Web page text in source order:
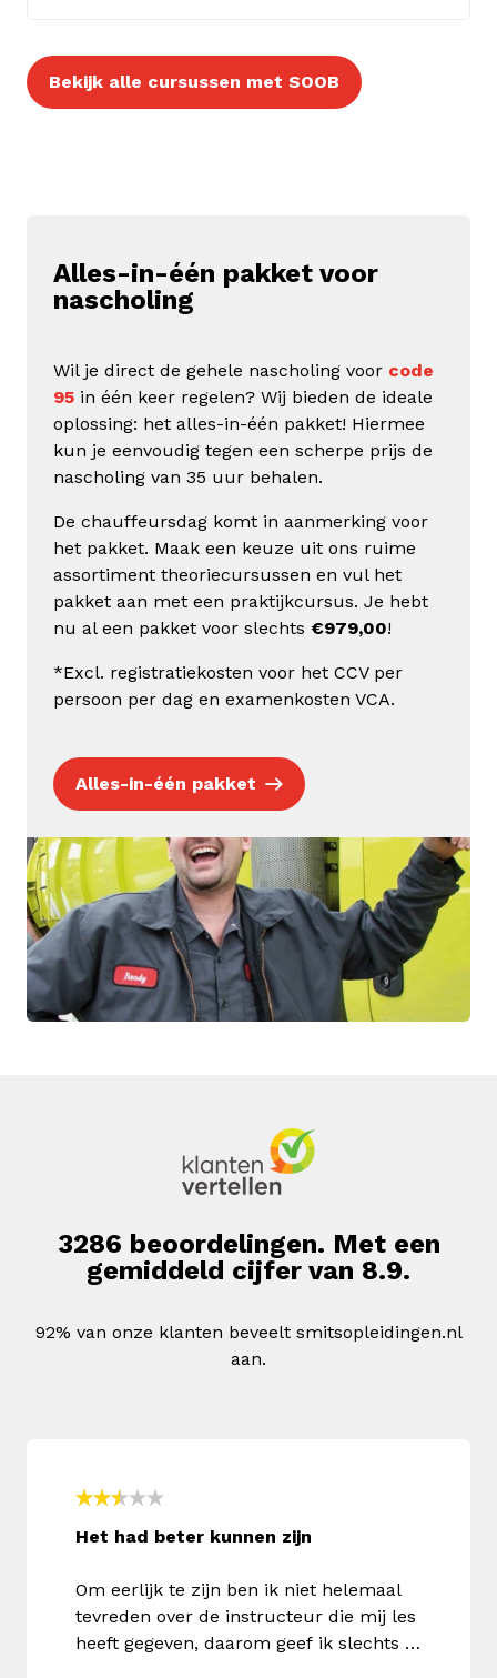
Bekijk alle cursussen met SOOB
Alles-in-één pakket voor
nascholing
Wil je direct de gehele nascholing voor code
95 in één keer regelen? Wij bieden de ideale
oplossing: het alles-in-één pakket! Hiermee
kun je eenvoudig tegen een scherpe prijs de
nascholing van 35 uur behalen.
De chauffeursdag komt in aanmerking voor
het pakket. Maak een keuze uit ons ruime
assortiment theoriecursussen en vul het
pakket aan met een praktijkcursus. Je hebt
nu al een pakket voor slechts €979,00!
*Excl. registratiekosten voor het CCV per
persoon per dag en examenkosten VCA.
Alles-in-één pakket
3286 beoordelingen. Met een
gemiddeld cijfer van 8.9.
92% van onze klanten beveelt smitsopleidingen.nl
aan.
Het had beter kunnen zijn
Om eerlijk te zijn ben ik niet helemaal
tevreden over de instructeur die mij les
heeft gegeven, daarom geef ik slechts 3